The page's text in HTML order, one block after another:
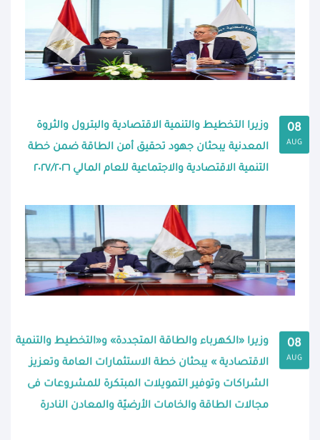
08
AUG
وزيرا التخطيط والتنمية الاقتصادية والبترول والثروة
المعدنية يبحثان جهود تحقيق أمن الطاقة ضمن خطة
التنمية الاقتصادية والاجتماعية للعام المالي ٢٠٢٧/٢٠٢٦
08
AUG
وزيرا «الكهرباء والطاقة المتجددة» و«التخطيط والتنمية
الاقتصادية » يبحثان خطة الاستثمارات العامة وتعزيز
الشراكات وتوفير التمويلات المبتكرة للمشروعات فى
مجالات الطاقة والخامات الأرضيّة والمعادن النادرة